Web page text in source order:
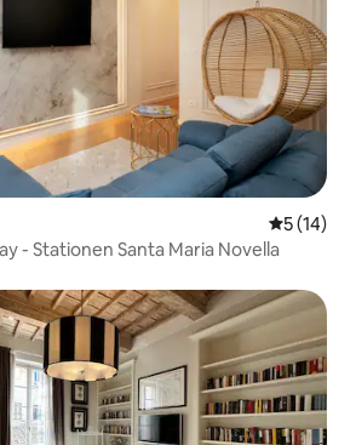
5 av 5 i
5 (14)
- Stationen Santa Maria Novella